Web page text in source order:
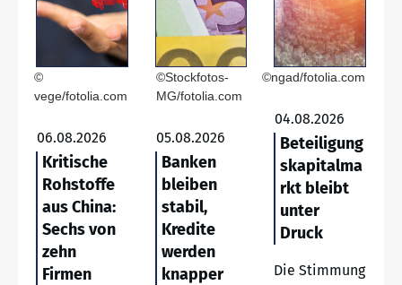
©
vege/fotolia.com
06.08.2026
Kritische
Rohstoffe
aus China:
Sechs von
zehn
Firmen
©Stockfotos-
MG/fotolia.com
05.08.2026
Banken
bleiben
stabil,
Kredite
werden
knapper
©ngad/fotolia.com
04.08.2026
Beteiligung
skapitalma
rkt bleibt
unter
Druck
Die Stimmung